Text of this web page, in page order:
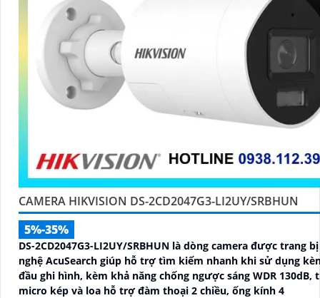
CAMERA HIKVISION DS-2CD2047G3-LI2UY/SRBHUN
5%-35%
DS-2CD2047G3-LI2UY/SRBHUN là dòng camera được trang
nghệ AcuSearch giúp hỗ trợ tìm kiếm nhanh khi sử dụng
đầu ghi hình, kèm khả năng chống ngược sáng WDR 130dB,
micro kép và loa hỗ trợ đàm thoại 2 chiều, ống kính 4